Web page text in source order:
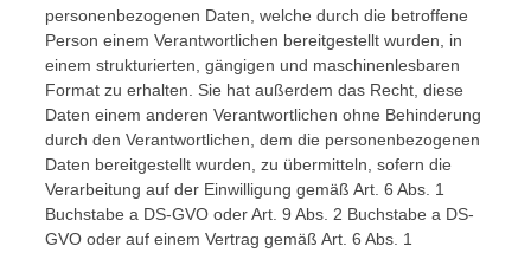
personenbezogenen Daten, welche durch die betroffene
Person einem Verantwortlichen bereitgestellt wurden, in
einem strukturierten, gängigen und maschinenlesbaren
Format zu erhalten. Sie hat außerdem das Recht, diese
Daten einem anderen Verantwortlichen ohne Behinderung
durch den Verantwortlichen, dem die personenbezogenen
Daten bereitgestellt wurden, zu übermitteln, sofern die
Verarbeitung auf der Einwilligung gemäß Art. 6 Abs. 1
Buchstabe a DS-GVO oder Art. 9 Abs. 2 Buchstabe a DS-
GVO oder auf einem Vertrag gemäß Art. 6 Abs. 1